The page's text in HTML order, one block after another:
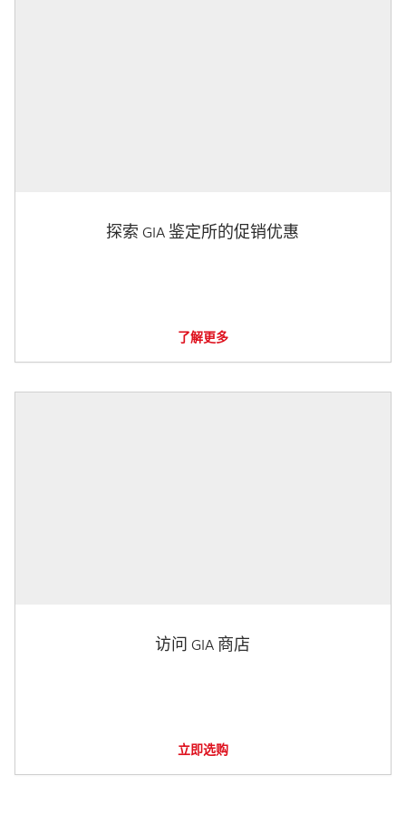
探索 GIA 鉴定所的促销优惠
了解更多
访问 GIA 商店
立即选购